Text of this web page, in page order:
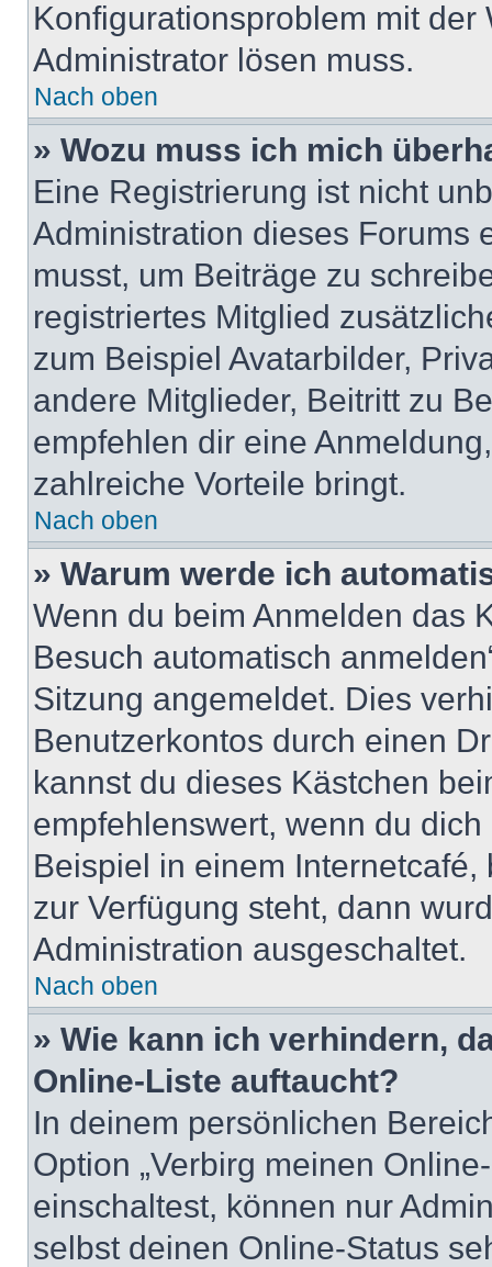
Konfigurationsproblem mit
Administrator lösen muss.
Nach oben
» Wozu muss ich mich
Eine Registrierung ist nicht
Administration dieses Forums
musst, um Beiträge zu
registriertes Mitglied
zum Beispiel Avatarbilder,
andere Mitglieder, Beitritt zu
empfehlen dir eine
zahlreiche Vorteile bringt.
Nach oben
» Warum werde ich
Wenn du beim Anmelden das
Besuch automatisch
Sitzung angemeldet. Dies
Benutzerkontos durch einen
kannst du dieses Kästchen
empfehlenswert, wenn du
Beispiel in einem
zur Verfügung steht, dann
Administration ausgeschaltet.
Nach oben
» Wie kann ich verhindern,
Online-Liste auftaucht?
In deinem persönlichen
Option „Verbirg meinen
einschaltest, können nur
selbst deinen Online-Status